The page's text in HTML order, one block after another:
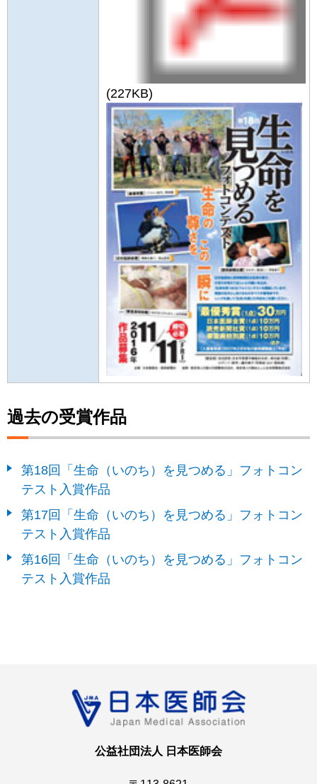
(227KB)
過去の受賞作品
第18回「生命（いのち）を見つめる」フォトコン
テスト入賞作品
第17回「生命（いのち）を見つめる」フォトコン
テスト入賞作品
第16回「生命（いのち）を見つめる」フォトコン
テスト入賞作品
公益社団法人 日本医師会